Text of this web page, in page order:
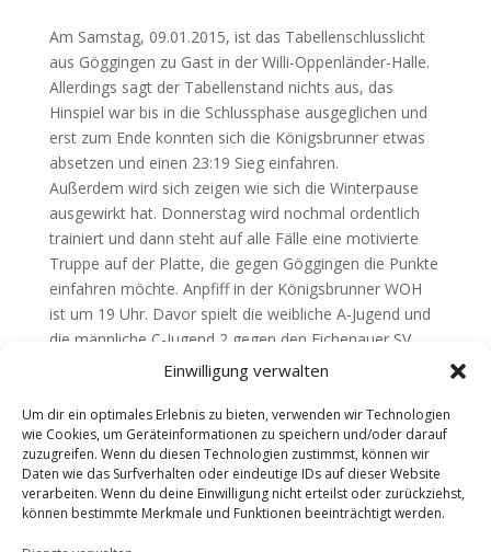
Einwilligung verwalten
Um dir ein optimales Erlebnis zu bieten, verwenden wir Technologien
wie Cookies, um Geräteinformationen zu speichern und/oder darauf
zuzugreifen. Wenn du diesen Technologien zustimmst, können wir
Daten wie das Surfverhalten oder eindeutige IDs auf dieser Website
verarbeiten. Wenn du deine Einwilligung nicht erteilst oder zurückziehst,
können bestimmte Merkmale und Funktionen beeinträchtigt werden.
Am Samstag, 09.01.2015, ist das Tabellenschlusslicht
aus Göggingen zu Gast in der Willi-Oppenländer-Halle.
Allerdings sagt der Tabellenstand nichts aus, das
Hinspiel war bis in die Schlussphase ausgeglichen und
erst zum Ende konnten sich die Königsbrunner etwas
absetzen und einen 23:19 Sieg einfahren.
Außerdem wird sich zeigen wie sich die Winterpause
ausgewirkt hat. Donnerstag wird nochmal ordentlich
trainiert und dann steht auf alle Fälle eine motivierte
Truppe auf der Platte, die gegen Göggingen die Punkte
einfahren möchte. Anpfiff in der Königsbrunner WOH
ist um 19 Uhr. Davor spielt die weibliche A-Jugend und
die männliche C-Jugend 2 gegen den Eichenauer SV.
Die Teams freuen sich über zahlreiche Fan
Teilen mit: